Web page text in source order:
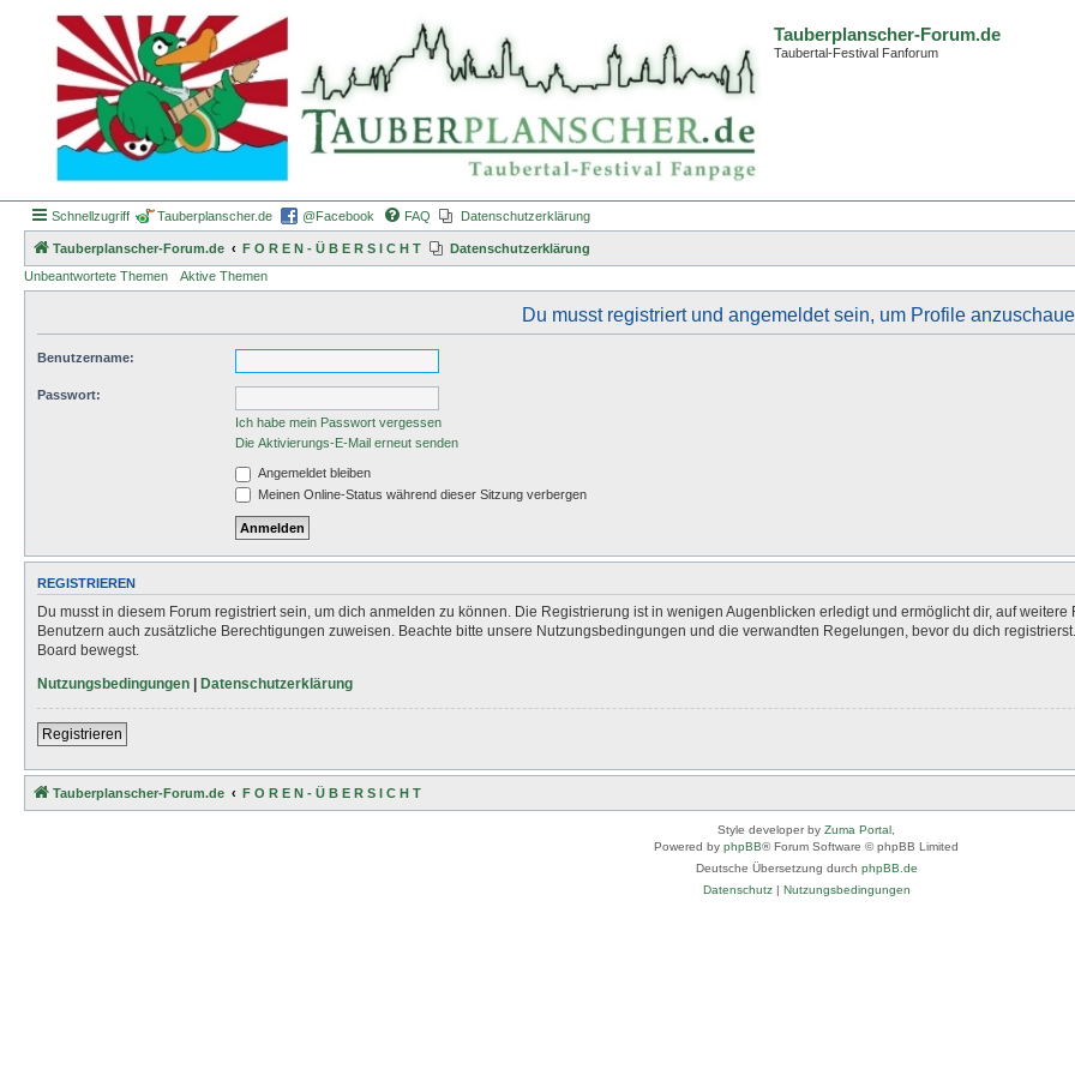
Tauberplanscher-Forum.de
Taubertal-Festival Fanforum
Schnellzugriff Tauberplanscher.de @Facebook FAQ Datenschutzerklärung
Tauberplanscher-Forum.de F O R E N - Ü B E R S I C H T
Datenschutzerklärung
Unbeantwortete Themen
Aktive Themen
Du musst registriert und angemeldet sein, um Profile
Benutzername:
Passwort:
Ich habe mein Passwort vergessen
Die Aktivierungs-E-Mail erneut senden
Angemeldet bleiben
Meinen Online-Status während dieser Sitzung verbergen
REGISTRIEREN
Du musst in diesem Forum registriert sein, um dich anmelden zu können. Die Registrierung ist in wenigen Augenblicken erledigt und ermöglicht dir, auf
Benutzern auch zusätzliche Berechtigungen zuweisen. Beachte bitte unsere Nutzungsbedingungen und die verwandten Regelungen, bevor du dich
Board bewegst.
Nutzungsbedingungen | Datenschutzerklärung
Registrieren
Tauberplanscher-Forum.de F O R E N - Ü B E R S I C H T
Style developer by Zuma Portal
Powered by phpBB® Forum Software © phpBB Limited
Deutsche Übersetzung durch phpBB.de
Datenschutz| Nutzungsbedingungen